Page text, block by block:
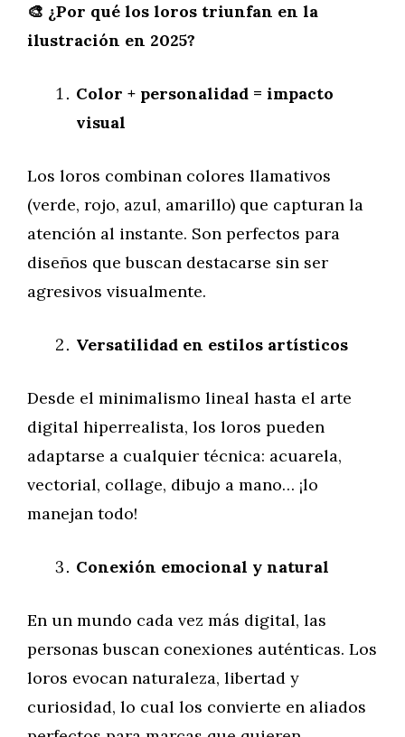
🎨 ¿Por qué los loros triunfan en la
ilustración en 2025?
Color + personalidad = impacto
visual
Los loros combinan colores llamativos
(verde, rojo, azul, amarillo) que capturan la
atención al instante. Son perfectos para
diseños que buscan destacarse sin ser
agresivos visualmente.
Versatilidad en estilos artísticos
Desde el minimalismo lineal hasta el arte
digital hiperrealista, los loros pueden
adaptarse a cualquier técnica: acuarela,
vectorial, collage, dibujo a mano… ¡lo
manejan todo!
Conexión emocional y natural
En un mundo cada vez más digital, las
personas buscan conexiones auténticas. Los
loros evocan naturaleza, libertad y
curiosidad, lo cual los convierte en aliados